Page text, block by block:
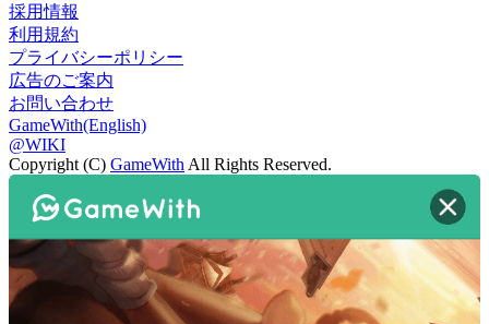
採用情報
利用規約
プライバシーポリシー
広告のご案内
お問い合わせ
GameWith(English)
@WIKI
Copyright (C) GameWith All Rights Reserved.